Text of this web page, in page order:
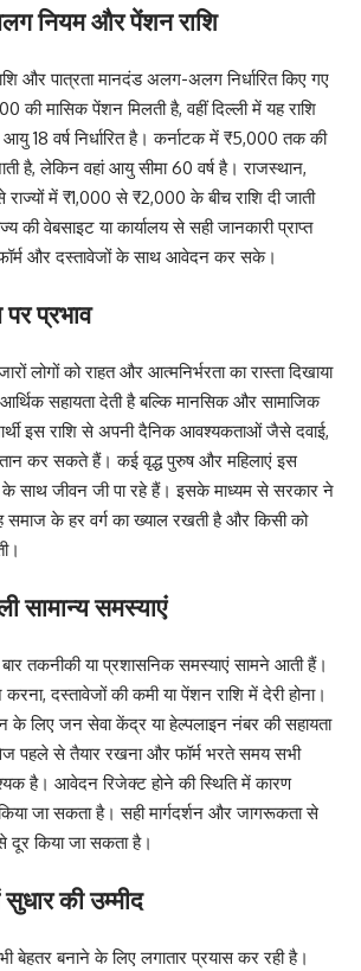
नियम और पेंशन राशि
और पात्रता मानदंड अलग-अलग निर्धारित किए गए
की मासिक पेंशन मिलती है, वहीं दिल्ली में यह राशि
18 वर्ष निर्धारित है। कर्नाटक में ₹5,000 तक की
है, लेकिन वहां आयु सीमा 60 वर्ष है। राजस्थान,
राज्यों में ₹1,000 से ₹2,000 के बीच राशि दी जाती
वेबसाइट या कार्यालय से सही जानकारी प्राप्त
फॉर्म और दस्तावेजों के साथ आवेदन कर सके।
प्रभाव
लोगों को राहत और आत्मनिर्भरता का रास्ता दिखाया
सहायता देती है बल्कि मानसिक और सामाजिक
इस राशि से अपनी दैनिक आवश्यकताओं जैसे दवाई,
कर सकते हैं। कई वृद्ध पुरुष और महिलाएं इस
साथ जीवन जी पा रहे हैं। इसके माध्यम से सरकार ने
समाज के हर वर्ग का ख्याल रखती है और किसी को
सामान्य समस्याएं
तकनीकी या प्रशासनिक समस्याएं सामने आती हैं।
दस्तावेजों की कमी या पेंशन राशि में देरी होना।
लिए जन सेवा केंद्र या हेल्पलाइन नंबर की सहायता
पहले से तैयार रखना और फॉर्म भरते समय सभी
है। आवेदन रिजेक्ट होने की स्थिति में कारण
जा सकता है। सही मार्गदर्शन और जागरूकता से
दूर किया जा सकता है।
की उम्मीद
बेहतर बनाने के लिए लगातार प्रयास कर रही है।